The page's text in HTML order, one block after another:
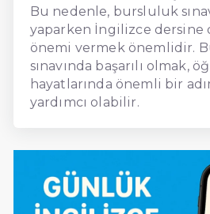
Bu nedenle, bursluluk
yaparken İngilizce dersine
önemi vermek önemlidir.
sınavında başarılı olmak,
hayatlarında önemli bir
yardımcı olabilir.